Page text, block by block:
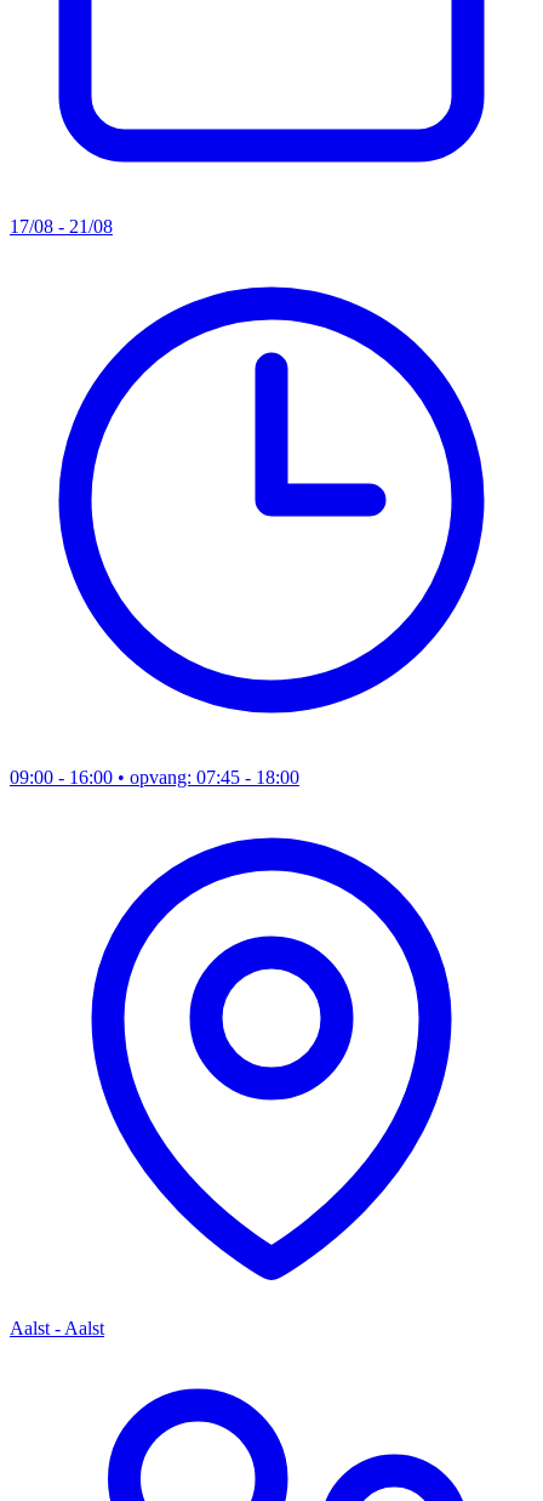
17/08 - 21/08
09:00 - 16:00 • opvang: 07:45 - 18:00
Aalst - Aalst